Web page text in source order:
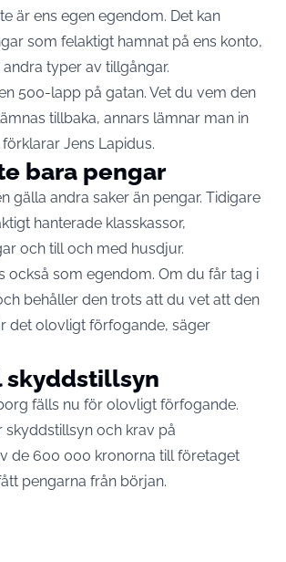
är ens egen egendom. Det kan
som felaktigt hamnat på ens konto,
typer av tillgångar.
500-lapp på gatan. Vet du vem den
tillbaka, annars lämnar man in
Jens Lapidus.
bara pengar
gälla andra saker än pengar. Tidigare
hanterade klasskassor,
och till och med husdjur.
också som egendom. Om du får tag i
behåller den trots att du vet att den
det olovligt förfogande, säger
skyddstillsyn
fälls nu för olovligt förfogande.
skyddstillsyn och krav på
de 600 000 kronorna till företaget
pengarna från början.